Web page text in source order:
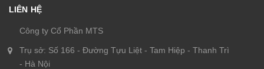
LIÊN HỆ
Công ty Cổ Phần MTS
Trụ sở: Số 166 - Đường Tựu Liệt - Tam Hiệp - Thanh Trì
- Hà Nội